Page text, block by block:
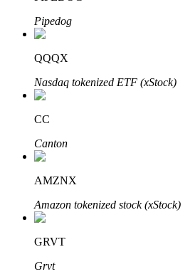
Bitrue Ortakları
Bitrue İş Ortağı
Pipedog
QQQX
Nasdaq tokenized ETF (xStock)
CC
Canton
AMZNX
Amazon tokenized stock (xStock)
GRVT
Grvt